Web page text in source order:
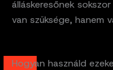
álláskeresőnek
van szüksége, hanem
Hogyan használd